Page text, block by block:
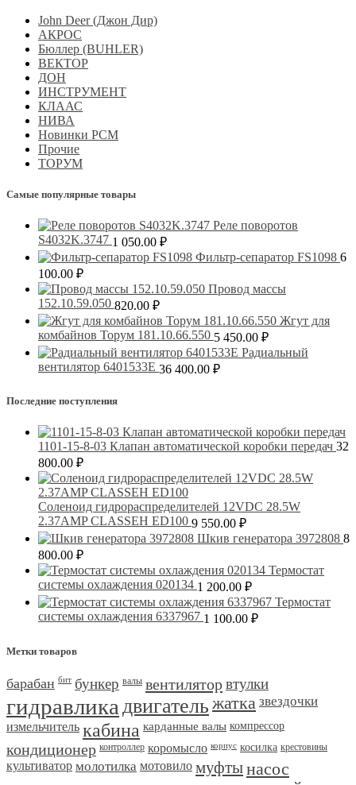
John Deer (Джон Дир)
АКРОС
Бюллер (BUHLER)
ВЕКТОР
ДОН
ИНСТРУМЕНТ
КЛААС
НИВА
Новинки РСМ
Прочие
ТОРУМ
Самые популярные товары
Реле поворотов
S4032K.3747 1 050.00 ₽
Фильтр-сепаратор FS1098 6
100.00 ₽
Провод массы
152.10.59.050 820.00 ₽
Жгут для
комбайнов Торум 181.10.66.550 5 450.00 ₽
Радиальный
вентилятор 6401533Е 36 400.00 ₽
Последние поступления
1101-15-8-03 Клапан автоматической коробки передач 32
800.00 ₽
Соленоид гидрораспределителей 12VDC 28.5W
2.37AMP CLASSEH ED100 9 550.00 ₽
Шкив генератора 3972808 8
800.00 ₽
Термостат
системы охлаждения 020134 1 200.00 ₽
Термостат
системы охлаждения 6337967 1 100.00 ₽
Метки товаров
барабан бит бункер валы вентиляторвтулки
гидравлика двигатель жатка звездочки
измельчитель кабина карданные валы компрессор
кондиционер контроллер коромысло корпус косилка крестовины
культиватор молотилка мотовило муфтынасос